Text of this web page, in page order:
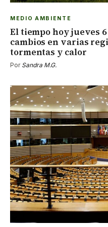
MEDIO AMBIENTE
El tiempo hoy jueves
cambios en varias
tormentas y calor
Por Sandra M.G.